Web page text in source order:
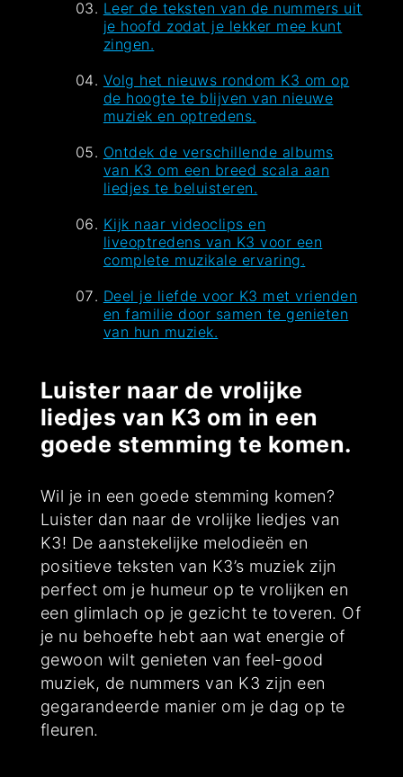
Leer de teksten van de nummers uit
je hoofd zodat je lekker mee kunt
zingen.
Volg het nieuws rondom K3 om op
de hoogte te blijven van nieuwe
muziek en optredens.
Ontdek de verschillende albums
van K3 om een breed scala aan
liedjes te beluisteren.
Kijk naar videoclips en
liveoptredens van K3 voor een
complete muzikale ervaring.
Deel je liefde voor K3 met vrienden
en familie door samen te genieten
van hun muziek.
Luister naar de vrolijke
liedjes van K3 om in een
goede stemming te komen.
Wil je in een goede stemming komen?
Luister dan naar de vrolijke liedjes van
K3! De aanstekelijke melodieën en
positieve teksten van K3’s muziek zijn
perfect om je humeur op te vrolijken en
een glimlach op je gezicht te toveren. Of
je nu behoefte hebt aan wat energie of
gewoon wilt genieten van feel-good
muziek, de nummers van K3 zijn een
gegarandeerde manier om je dag op te
fleuren.